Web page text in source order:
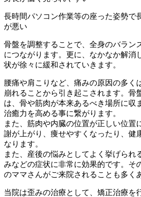
長時間パソコン作業等の座った姿勢で
が悪い
骨盤を調整することで、全身のバラン
につながります。更に、なかなか解消
状が徐々に緩和されていきます。
腰痛や肩こりなど、痛みの原因の多く
崩れることから引き起こされます。骨
は、骨や筋肉が本来あるべき場所に収
治癒力を高める事に繋がります。
また、筋肉や内臓の位置が正しい位置
謝が上がり、痩せやすくなったり、健
なります。
また、産後の悩みとしてよく挙げられ
みなどの症状に非常に効果的です。そ
のママさんがご来院されることも多く
当院は歪みの治療として、矯正治療を